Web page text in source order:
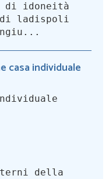
idoneità
di ladispoli
casa individuale
della